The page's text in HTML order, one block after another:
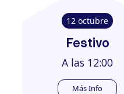
12 octubre
Festivo
A las 12:00
Más Info